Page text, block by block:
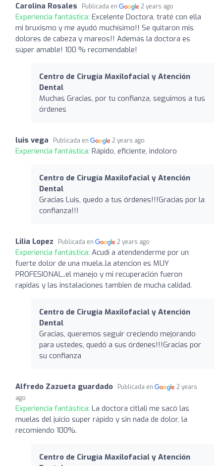
Carolina Rosales Publicada en 2 years ago
Experiencia fantástica: Excelente Doctora, traté con ella
mi bruxismo y me ayudó muchísimo!! Se quitaron mis
dolores de cabeza y mareos!! Además la doctora es
súper amable! 100 % recomendable!
Centro de Cirugía Maxilofacial y Atención
Dental
Muchas Gracias, por tu confianza, seguimos a tus
órdenes
luis vega Publicada en 2 years ago
Experiencia fantástica: Rápido, eficiente, indoloro
Centro de Cirugía Maxilofacial y Atención
Dental
Gracias Luis, quedo a tus órdenes!!!Gracias por la
confianza!!!
Lilia Lopez Publicada en 2 years ago
Experiencia fantástica: Acudí a atendenderme por un
fuerte dolor de una muela..la atencion es MUY
PROFESIONAL..el manejo y mi recuperación fueron
rapidas y las instalaciones tambien de mucha calidad.
Centro de Cirugía Maxilofacial y Atención
Dental
Gracias, queremos seguir creciendo mejorando
para ustedes, quedó a sus órdenes!!!Gracias por
su confianza
Alfredo Zazueta guardado Publicada en
2 years
ago
Experiencia fantástica: La doctora citlali me sacó las
muelas del juicio super rápido y sin nada de dolor, la
recomiendo 100%.
Centro de Cirugía Maxilofacial y Atención